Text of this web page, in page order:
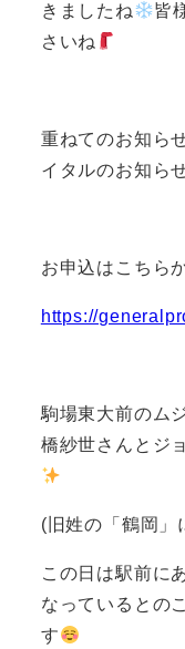
きましたね
皆
さいね
重ねてのお知ら
イタルのお知ら
お申込はこちら
https://
駒場東大前のム
橋紗世さんとジ
(旧姓の「鶴岡」
この日は駅前に
なっているとの
す